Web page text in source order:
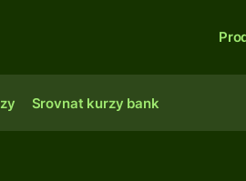
Srovnat kurzy bank